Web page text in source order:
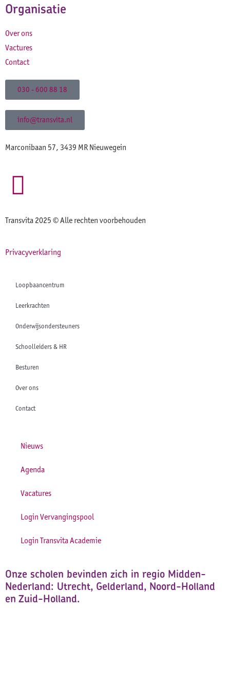
Organisatie
Over ons
Vactures
Contact
030 - 600 88 18
info@transvita.nl
Marconibaan 57, 3439 MR Nieuwegein
Transvita 2025 © Alle rechten voorbehouden
Privacyverklaring
Loopbaancentrum
Leerkrachten
Onderwijsondersteuners
Schoolleiders & HR
Besturen
Over ons
Contact
Nieuws
Agenda
Vacatures
Login Vervangingspool
Login Transvita Academie
Onze scholen bevinden zich in regio Midden-
Nederland: Utrecht, Gelderland, Noord-Holland
en Zuid-Holland.